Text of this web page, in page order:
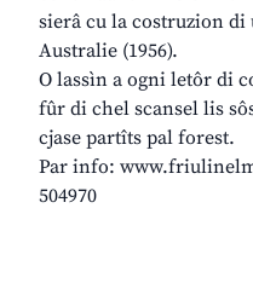
sierâ cu la costruzion di
Australie (1956).
O lassìn a ogni letôr di
fûr di chel scansel lis
cjase partîts pal forest.
Par info:
504970